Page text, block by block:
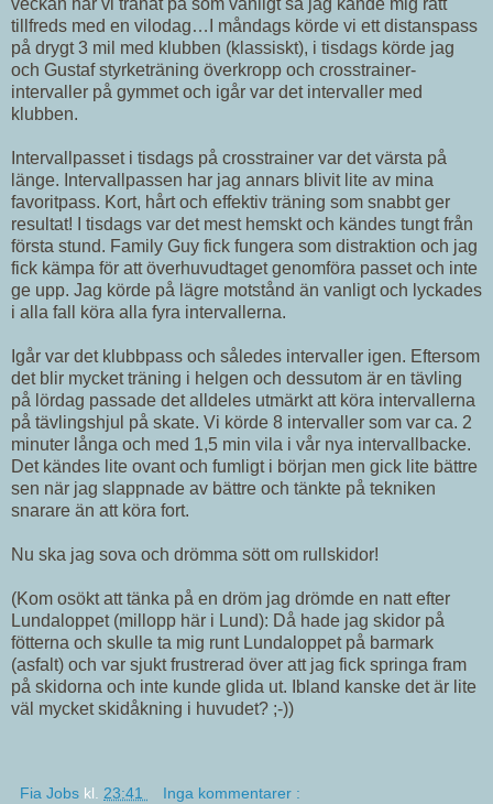
tillfreds med en vilodag…I måndags körde vi ett distanspass
på drygt 3 mil med klubben (klassiskt), i tisdags körde jag
och Gustaf styrketräning överkropp och crosstrainer-
intervaller på gymmet och igår var det intervaller med
klubben.
Intervallpasset i tisdags på crosstrainer var det värsta på
länge. Intervallpassen har jag annars blivit lite av mina
favoritpass. Kort, hårt och effektiv träning som snabbt ger
resultat! I tisdags var det mest hemskt och kändes tungt från
första stund. Family Guy fick fungera som distraktion och jag
fick kämpa för att överhuvudtaget genomföra passet och inte
ge upp. Jag körde på lägre motstånd än vanligt och lyckades
i alla fall köra alla fyra intervallerna.
Igår var det klubbpass och således intervaller igen. Eftersom
det blir mycket träning i helgen och dessutom är en tävling
på lördag passade det alldeles utmärkt att köra intervallerna
på tävlingshjul på skate. Vi körde 8 intervaller som var ca. 2
minuter långa och med 1,5 min vila i vår nya intervallbacke.
Det kändes lite ovant och fumligt i början men gick lite bättre
sen när jag slappnade av bättre och tänkte på tekniken
snarare än att köra fort.
Nu ska jag sova och drömma sött om rullskidor!
(Kom osökt att tänka på en dröm jag drömde en natt efter
Lundaloppet (millopp här i Lund): Då hade jag skidor på
fötterna och skulle ta mig runt Lundaloppet på barmark
(asfalt) och var sjukt frustrerad över att jag fick springa fram
på skidorna och inte kunde glida ut. Ibland kanske det är lite
väl mycket skidåkning i huvudet? ;-))
Fia Jobs kl. 23:41 Inga kommentarer :